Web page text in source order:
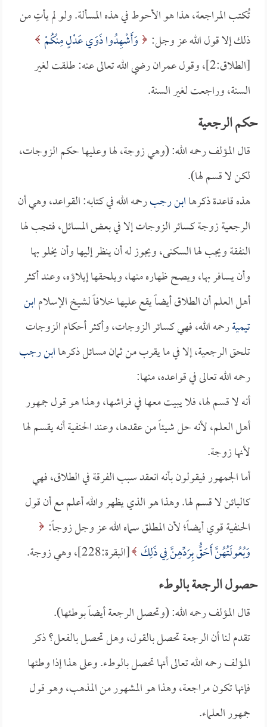
تُكتب المراجعة، هذا هو الأحوط في هذه المسألة. ولو لم يأتِ من
ذلك إلا قول الله عز وجل:
وَأَشْهِدُوا ذَوَي عَدْلٍ مِنْكُمْ
[الطلاق:2]، وقول عمران رضي الله تعالى عنه: طلقت لغير
السنة، وراجعت لغير السنة.
حكم الرجعية
قال المؤلف رحمه الله: (وهي زوجة، لها وعليها حكم الزوجات،
لكن لا قسم لها).
هذه قاعدة ذكرهاابن رجبرحمه الله في كتابه: القواعد، وهي أن
الرجعية زوجة كسائر الزوجات إلا في بعض المسائل، فتجب لها
النفقة ويجب لها السكنى، ويجوز له أن ينظر إليها وأن يخلو بها
وأن يسافر بها، ويصح ظهاره منها، ويلحقها إيلاؤه، وعند أكثر
أهل العلم أن الطلاق أيضاً يقع عليها خلافاً لشيخ الإسلامابن
تيميةرحمه الله، فهي كسائر الزوجات، وأكثر أحكام الزوجات
تلحق الرجعية، إلا في ما يقرب من ثمان مسائل ذكرهاابن رجب
رحمه الله تعالى في قواعده، منها:
أنه لا قسم لها، فلا يبيت معها في فراشها، وهذا هو قول جمهور
أهل العلم، لأنه حل شيئاً من عقدها، وعند الحنفية أنه يقسم لها
لأنها زوجة.
أما الجمهور فيقولون بأنه انعقد سبب الفرقة في الطلاق، فهي
كالبائن لا قسم لها. وهذا هو الذي يظهر والله أعلم مع أن قول
الحنفية قوي أيضاً؛ لأن المطلق سماه الله عز وجل زوجاً:
وَبُعُولَتُهُنَّ أَحَقُّ بِرَدِّهِنَّ فِي ذَلِكَ [البقرة:228]، وهي زوجة.
حصول الرجعة بالوطء
قال المؤلف رحمه الله: (وتحصل الرجعة أيضاً بوطئها).
تقدم لنا أن الرجعة تحصل بالقول، وهل تحصل بالفعل؟ ذكر
المؤلف رحمه الله تعالى أنها تحصل بالوطء. وعلى هذا إذا وطئها
فإنها تكون مراجعة، وهذا هو المشهور من المذهب، وهو قول
جمهور العلماء.